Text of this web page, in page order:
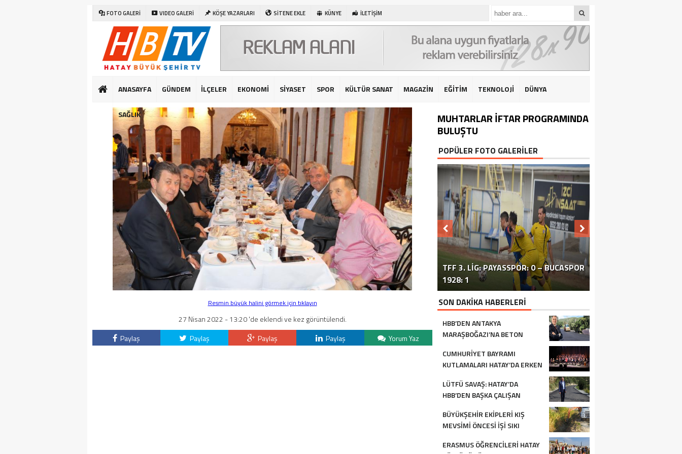
FOTO GALERİ VIDEO GALERİ KÖŞE YAZARLARI SİTENE EKLE KÜNYE İLETİŞİM
ANASAYFA GÜNDEM İLÇELER EKONOMİ SİYASET SPOR KÜLTÜR SANAT MAGAZİN EĞİTİM TEKNOLOJİ DÜNYA
SAĞLIK
Resmin büyük halini görmek için tıklayın
27 Nisan 2022 - 13:20 'de eklendi ve kez görüntülendi.
Paylaş
Paylaş Paylaş Paylaş Yorum Yaz
MUHTARLAR İFTAR PROGRAMINDA
BULUŞTU
POPÜLER FOTO GALERİLER
ERZİNLİ ÇİFTÇİLERE GIDA VE
TURUNÇGİL EĞİTİMİ VERİLDİ
HATAY’DAKI ÇATIŞMA VE PATLAMA:
BÖLGEDE OPERASYON SÜRÜYOR
TFF 3. LIG: PAYASSPOR: 0 – BUCASPOR
1928: 1
SİVİL TOPLUM ÖRGÜTLERİ ORTAK
BASIN TOPLANTISI FOTOĞRAF
SON DAKİKA HABERLERİ
HBB’DEN ANTAKYA
MARAŞBOĞAZI’NA BETON
CUMHURİYET BAYRAMI
KUTLAMALARI HATAY’DA ERKEN
LÜTFÜ SAVAŞ: HATAY’DA
HBB’DEN BAŞKA ÇALIŞAN
BÜYÜKŞEHİR EKİPLERİ KIŞ
MEVSİMİ ÖNCESİ İŞİ SIKI
ERASMUS ÖĞRENCİLERİ HATAY